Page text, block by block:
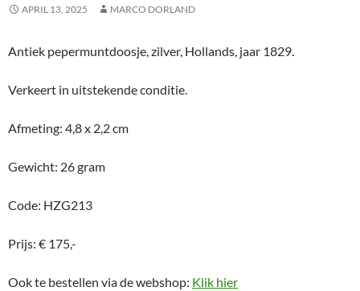
APRIL 13, 2025 MARCO DORLAND
Antiek pepermuntdoosje, zilver, Hollands, jaar 1829.
Verkeert in uitstekende conditie.
Afmeting: 4,8 x 2,2 cm
Gewicht: 26 gram
Code: HZG213
Prijs: € 175,-
Ook te bestellen via de webshop: Klik hier